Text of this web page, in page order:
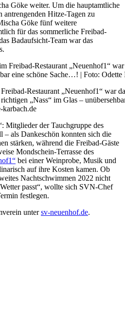
Göke weiter. Um die hauptamtliche
antrengenden Hitze-Tagen zu
Göke fünf weitere
für das sommerliche Freibad-
Badaufsicht-Team war das
Restaurant „Neuenhof1“ war
„Nass“ im Glas –
Mitglieder der Tauchgruppe des
– als Dankeschön konnten sich die
stärken, während die Freibad-Gäste
Mondschein-Terrasse des
bei einer Weinprobe, Musik und
auf ihre Kosten kamen. Ob
Nachtschwimmen 2022 nicht
passt“, wollte sich SVN-Chef
festlegen.
untersv-neuenhof.de.